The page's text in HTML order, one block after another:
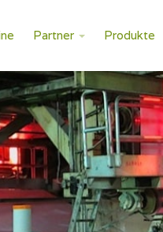
Partner Produkte